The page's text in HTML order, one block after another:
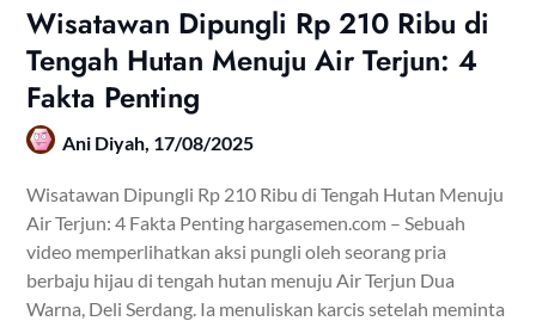
Wisatawan Dipungli Rp 210 Ribu di
Tengah Hutan Menuju Air Terjun: 4
Fakta Penting
Ani Diyah, 17/08/2025
Wisatawan Dipungli Rp 210 Ribu di Tengah Hutan Menuju
Air Terjun: 4 Fakta Penting hargasemen.com – Sebuah
video memperlihatkan aksi pungli oleh seorang pria
berbaju hijau di tengah hutan menuju Air Terjun Dua
Warna, Deli Serdang. Ia menuliskan karcis setelah meminta